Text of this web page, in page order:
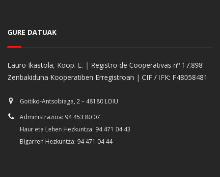
GURE DATUAK
Lauro Ikastola, Koop. E. | Registro de Cooperativas nº 17.898
Zenbakiduna Kooperatiben Erregistroan | CIF / IFK: F48058481
Goitiko-Antsobiaga, 2 – 48180 LOIU
Administrazioa: 94 453 80 07
Haur eta Lehen Hezkuntza: 94 471 04 43
Bigarren Hezkuntza: 94 471 04 44